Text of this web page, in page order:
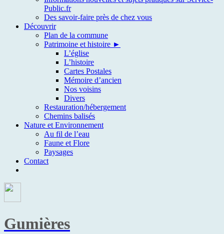
Public.fr
Des savoir-faire près de chez vous
Découvrir
Plan de la commune
Patrimoine et histoire ►
L’église
L’histoire
Cartes Postales
Mémoire d’ancien
Nos voisins
Divers
Restauration/hébergement
Chemins balisés
Nature et Environnement
Au fil de l’eau
Faune et Flore
Paysages
Contact
Gumières